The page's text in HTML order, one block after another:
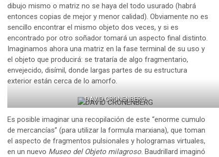
dibujo mismo o matriz no se haya del todo usurado (habrá
entonces copias de mejor y menor calidad). Obviamente no es
sencillo encontrar el mismo objeto dos veces, y si es
encontrado por otro soñador tomará un aspecto final distinto.
Imaginamos ahora una matriz en la fase terminal de su uso y
el objeto que producirá: se trataría de algo fragmentario,
envejecido, disímil, donde largas partes de su estructura
exterior están cerca de lo amorfo.
DAVID CRONENBERG
Es posible imaginar una recopilación de este “enorme cumulo
de mercancías” (para utilizar la formula marxiana), que toman
el aspecto de fragmentos pulsionales y hologramas virtuales,
en un nuevo Museo del Objeto milagroso. Baudrillard imaginó